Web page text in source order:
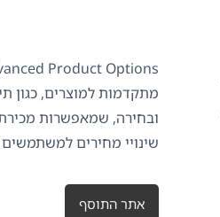
מתקדמות למוצרים, כגון
ובחירה, שמאפשרות
שינויי מחירים
אתר התוסף